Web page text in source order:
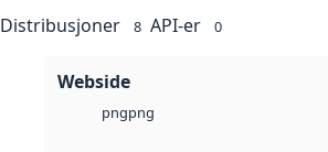
Distribusjoner 8 API-er 0
Webside
pngpng